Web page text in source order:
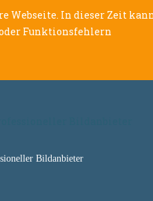
Webseite. In dieser Zeit
Funktionsfehlern
Bildanbieter